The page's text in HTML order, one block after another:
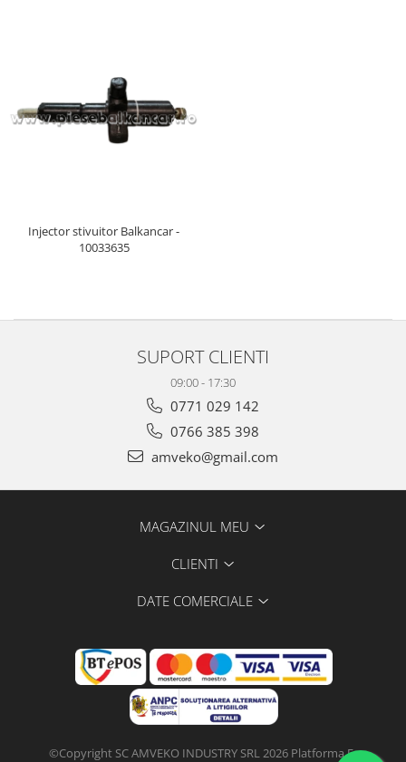
Injector stivuitor Balkancar -
10033635
SUPORT CLIENTI
09:00 - 17:30
0771 029 142
0766 385 398
amveko@gmail.com
MAGAZINUL MEU
CLIENTI
DATE COMERCIALE
©Copyright SC AMVEKO INDUSTRY SRL 2026 Platforma E-